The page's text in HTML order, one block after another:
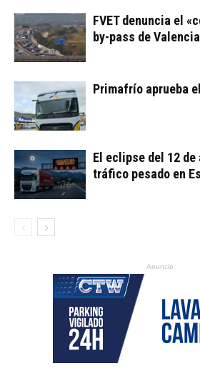
FVET denuncia el
by-pass de Valencia
Primafrío aprueba
El eclipse del 12
tráfico pesado en
Anuncio